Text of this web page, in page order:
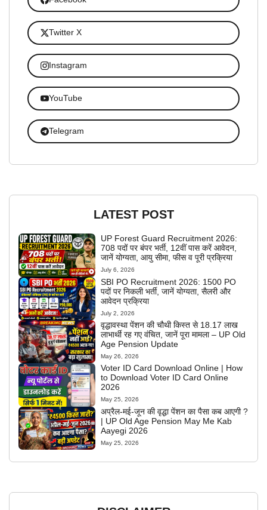
Twitter X
Instagram
YouTube
Telegram
LATEST POST
UP Forest Guard Recruitment 2026:
708 पदों पर बंपर भर्ती, 12वीं पास करें आवेदन,
जानें योग्यता, आयु सीमा, फीस व पूरी प्रक्रिया
July 6, 2026
SBI PO Recruitment 2026: 1500 PO
पदों पर निकली भर्ती, जानें योग्यता, सैलरी और
आवेदन प्रक्रिया
July 2, 2026
वृद्धावस्था पेंशन की चौथी किस्त से 18.17 लाख
लाभार्थी रह गए वंचित, जानें पूरा मामला – UP Old
Age Pension Update
May 26, 2026
Voter ID Card Download Online | How
to Download Voter ID Card Online
2026
May 25, 2026
अप्रैल-मई-जून की वृद्धा पेंशन का पैसा कब आएगी ?
| UP Old Age Pension May Me Kab
Aayegi 2026
May 25, 2026